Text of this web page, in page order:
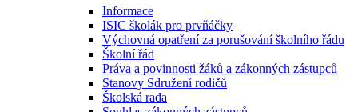
Informace
ISIC školák pro prvňáčky
Výchovná opatření za porušování školního řádu
Školní řád
Práva a povinnosti žáků a zákonných zástupců
Stanovy Sdružení rodičů
Školská rada